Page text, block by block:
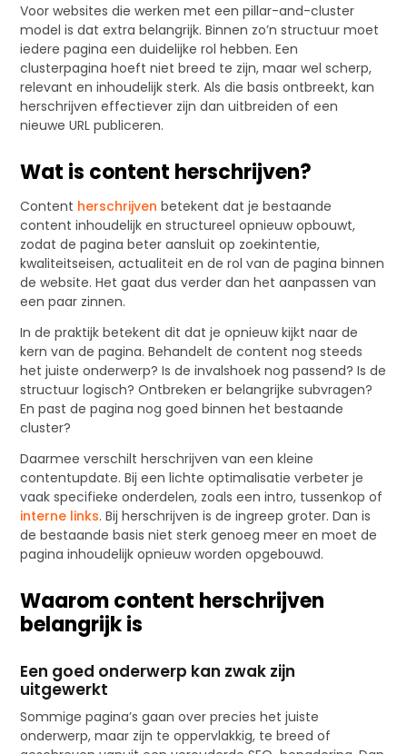
Voor websites die werken met een pillar-and-cluster
model is dat extra belangrijk. Binnen zo’n structuur moet
iedere pagina een duidelijke rol hebben. Een
clusterpagina hoeft niet breed te zijn, maar wel scherp,
relevant en inhoudelijk sterk. Als die basis ontbreekt, kan
herschrijven effectiever zijn dan uitbreiden of een
nieuwe URL publiceren.
Wat is content herschrijven?
Content herschrijven betekent dat je bestaande
content inhoudelijk en structureel opnieuw opbouwt,
zodat de pagina beter aansluit op zoekintentie,
kwaliteitseisen, actualiteit en de rol van de pagina binnen
de website. Het gaat dus verder dan het aanpassen van
een paar zinnen.
In de praktijk betekent dit dat je opnieuw kijkt naar de
kern van de pagina. Behandelt de content nog steeds
het juiste onderwerp? Is de invalshoek nog passend? Is de
structuur logisch? Ontbreken er belangrijke subvragen?
En past de pagina nog goed binnen het bestaande
cluster?
Daarmee verschilt herschrijven van een kleine
contentupdate. Bij een lichte optimalisatie verbeter je
vaak specifieke onderdelen, zoals een intro, tussenkop of
interne links. Bij herschrijven is de ingreep groter. Dan is
de bestaande basis niet sterk genoeg meer en moet de
pagina inhoudelijk opnieuw worden opgebouwd.
Waarom content herschrijven
belangrijk is
Een goed onderwerp kan zwak zijn
uitgewerkt
Sommige pagina’s gaan over precies het juiste
onderwerp, maar zijn te oppervlakkig, te breed of